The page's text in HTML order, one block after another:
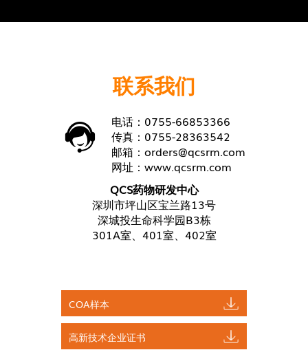
联系我们
电话：0755-66853366
传真：0755-28363542
邮箱： orders@qcsrm.com
网址： www.qcsrm.com
QCS药物研发中心
深圳市坪山区宝兰路13号
深城投生命科学园B3栋
301A室、401室、402室
COA样本
高新技术企业证书